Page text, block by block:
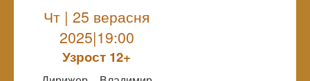
Чт | 25 верасня
2025|19:00
Узрoст 12+